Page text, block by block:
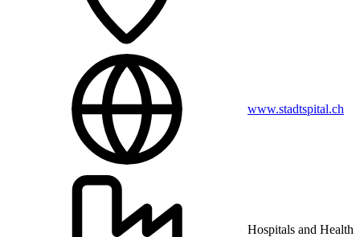
www.stadtspital.ch
Hospitals and Health